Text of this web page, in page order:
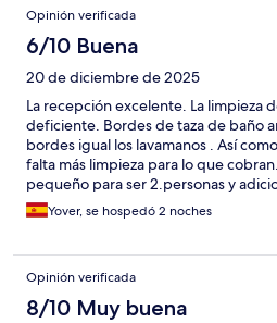
Opinión verificada
6/10 Buena
20 de diciembre de 2025
La recepción excelente. La limpieza
deficiente. Bordes de taza de baño
bordes igual los lavamanos . Así
falta más limpieza para lo que
pequeño para ser 2.personas y
utilizar o guardar maleta en otro
almohadas no ayudan para dormir
Yover, se hospedó 2 noches
Opinión verificada
8/10 Muy buena